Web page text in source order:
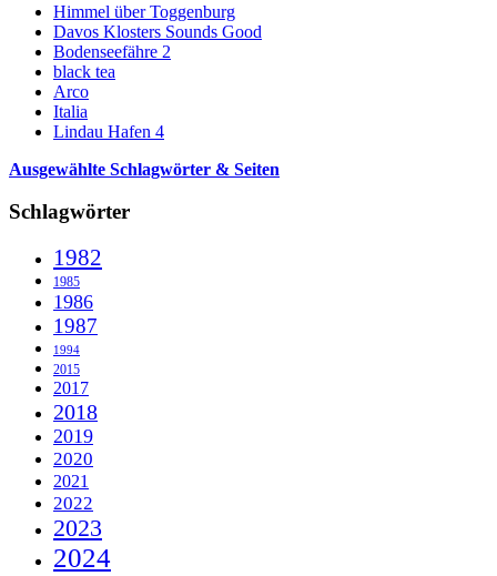
Himmel über Toggenburg
Davos Klosters Sounds Good
Bodenseefähre 2
black tea
Arco
Italia
Lindau Hafen 4
Ausgewählte Schlagwörter & Seiten
Schlagwörter
1982
1985
1986
1987
1994
2015
2017
2018
2019
2020
2021
2022
2023
2024